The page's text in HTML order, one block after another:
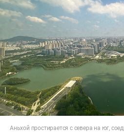
Аньхой простирается с севера на юг,